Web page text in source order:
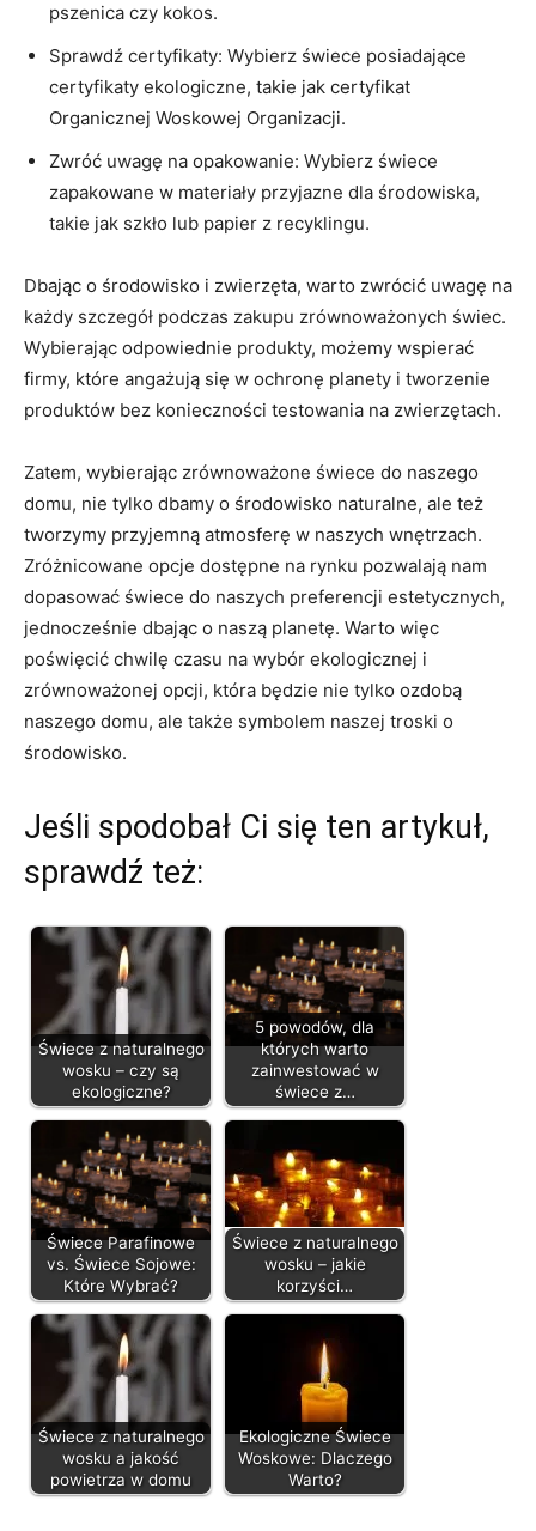
pszenica czy kokos.
Sprawdź certyfikaty: Wybierz świece posiadające
certyfikaty ekologiczne, takie jak⁣ certyfikat
Organicznej Woskowej ⁤Organizacji.
Zwróć uwagę na opakowanie: ⁣Wybierz świece
⁤zapakowane w materiały przyjazne dla środowiska,
takie jak szkło lub⁢ papier z recyklingu.
Dbając o ⁤środowisko‌ i​ zwierzęta, warto zwrócić⁤ uwagę na
każdy szczegół ⁢podczas ⁢zakupu zrównoważonych świec.
Wybierając odpowiednie produkty, możemy wspierać
⁤firmy, które angażują się w ochronę planety i ​tworzenie
produktów bez ⁢konieczności testowania na zwierzętach.
Zatem, wybierając zrównoważone świece ​do⁣ naszego
domu, nie tylko dbamy o środowisko naturalne, ale też⁢
tworzymy​ przyjemną atmosferę w naszych wnętrzach.
Zróżnicowane opcje‌ dostępne na rynku pozwalają nam
dopasować świece do⁤ naszych⁢ preferencji estetycznych,
jednocześnie dbając​ o naszą planetę. Warto ⁤więc
poświęcić chwilę czasu na wybór ekologicznej i
zrównoważonej opcji, która będzie ‌nie tylko ozdobą
naszego domu,‌ ale także symbolem naszej troski o
środowisko.
Jeśli spodobał Ci się ten artykuł,
sprawdź też:
Świece z naturalnego
wosku – czy są
ekologiczne?
5 powodów, dla
których warto
zainwestować w
świece z…
Świece Parafinowe
vs. Świece Sojowe:
Które Wybrać?
Świece z naturalnego
wosku – jakie
korzyści…
Świece z naturalnego
wosku a jakość
powietrza w domu
Ekologiczne Świece
Woskowe: Dlaczego
Warto?